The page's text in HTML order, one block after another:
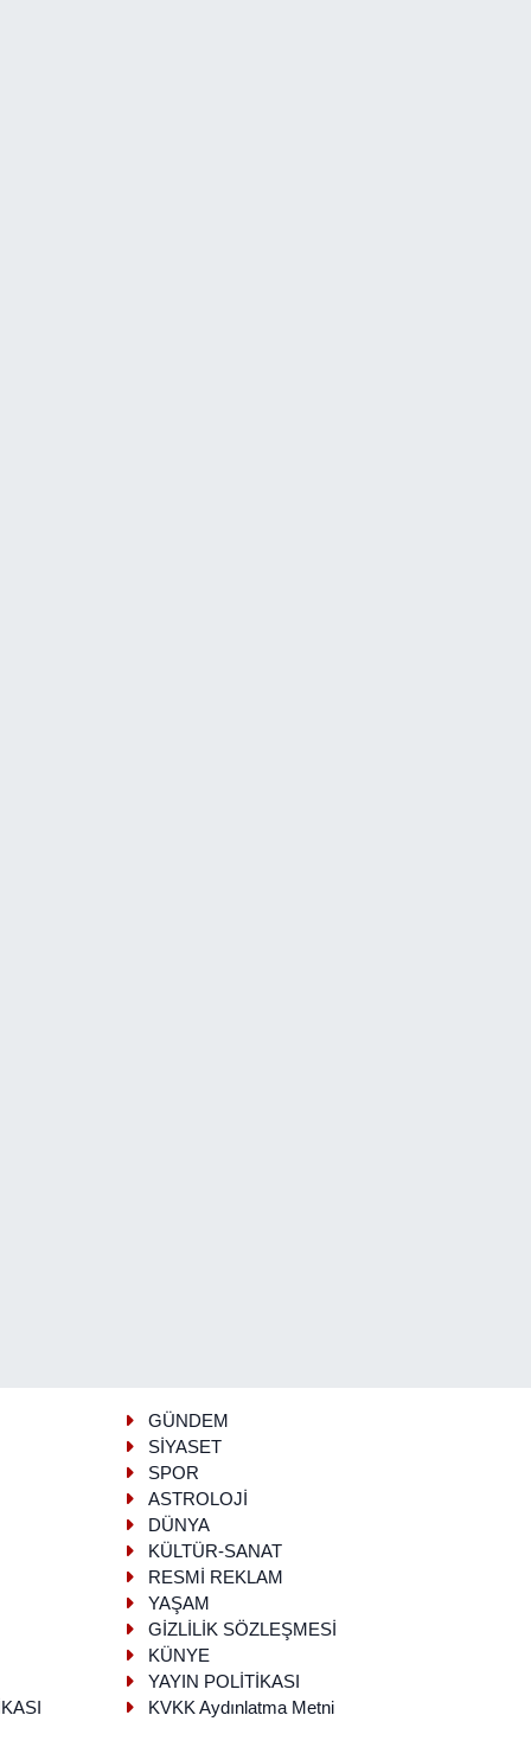
GÜNDEM
SİYASET
SPOR
ASTROLOJİ
DÜNYA
KÜLTÜR-SANAT
RESMİ REKLAM
YAŞAM
GİZLİLİK SÖZLEŞMESİ
KÜNYE
YAYIN POLİTİKASI
KVKK Aydınlatma Metni